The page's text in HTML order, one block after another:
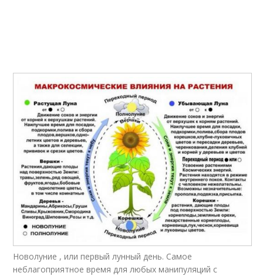
Новолуние , или первый лунный день. Самое
неблагоприятное время для любых манипуляций с